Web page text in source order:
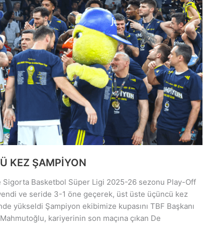
KEZ ŞAMPİYON
Sigorta Basketbol Süper Ligi 2025-26 sezonu Play-Off
ve seride 3-1 öne geçerek, üst üste üçüncü kez
yükseldi Şampiyon ekibimize kupasını TBF Başkanı
kariyerinin son maçına çıkan De